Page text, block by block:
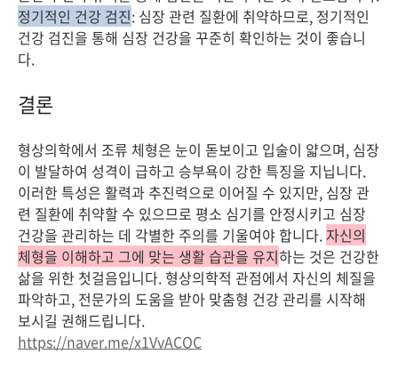
정기적인 건강 검진: 심장 관련 질환에 취약하므로, 정기적인
건강 검진을 통해 심장 건강을 꾸준히 확인하는 것이 좋습니
다.
결론
형상의학에서 조류 체형은 눈이 돋보이고 입술이 얇으며, 심장
이 발달하여 성격이 급하고 승부욕이 강한 특징을 지닙니다.
이러한 특성은 활력과 추진력으로 이어질 수 있지만, 심장 관
련 질환에 취약할 수 있으므로 평소 심기를 안정시키고 심장
건강을 관리하는 데 각별한 주의를 기울여야 합니다.자신의
체형을 이해하고 그에 맞는 생활 습관을 유지하는 것은 건강한
삶을 위한 첫걸음입니다. 형상의학적 관점에서 자신의 체질을
파악하고, 전문가의 도움을 받아 맞춤형 건강 관리를 시작해
보시길 권해드립니다.
https://naver.me/x1VvACOC